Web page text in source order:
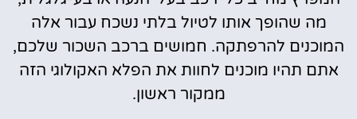
מה שהופך אותו לטיול בלתי נשכח עבור אלה
המוכנים להרפתקה. חמושים ברכב השכור שלכם,
אתם תהיו מוכנים לחוות את הפלא האקולוגי הזה
ממקור ראשון.